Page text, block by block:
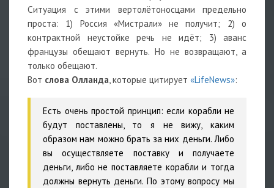
Ситуация с этими вертолётоносцами предельно
проста: 1) Россия «Мистрали» не получит; 2) о
контрактной неустойке речь не идёт; 3) аванс
французы обещают вернуть. Но не возвращают, а
только обещают.
Вот слова Олланда , которые цитирует «LifeNews»:
Есть очень простой принцип: если корабли не
будут поставлены, то я не вижу, каким
образом нам можно брать за них деньги. Либо
вы осуществляете поставку и получаете
деньги, либо не поставляете корабли и тогда
должны вернуть деньги. По этому вопросу мы